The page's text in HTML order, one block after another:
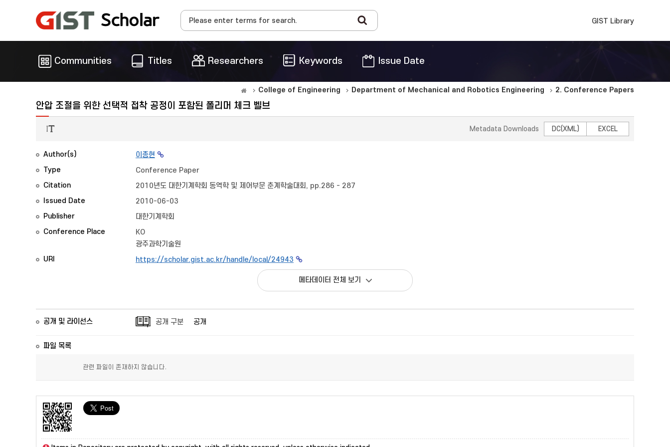
GIST Library
Communities Titles Researchers Keywords Issue Date
College of Engineering Department of Mechanical and Robotics Engineering 2. Conference Papers
안압 조절을 위한 선택적 접착 공정이 포함된 폴리머 체크 벨브
Metadata Downloads DC(XML) EXCEL
Author(s)
이종현
Type
Conference Paper
Citation
2010년도 대한기계학회 동역학 및 제어부문 춘계학술대회, pp.286 - 287
Issued Date
2010-06-03
Publisher
대한기계학회
Conference Place
KO
광주과학기술원
URI
https://scholar.gist.ac.kr/handle/local/24943
메타데이터 전체 보기
공개 및 라이선스 공개 구분 공개
파일 목록
관련 파일이 존재하지 않습니다.